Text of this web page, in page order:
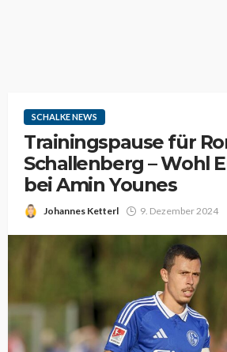
SCHALKE NEWS
Trainingspause für
Schallenberg – Wohl
bei Amin Younes
Johannes Ketterl 9. Dezember 2024